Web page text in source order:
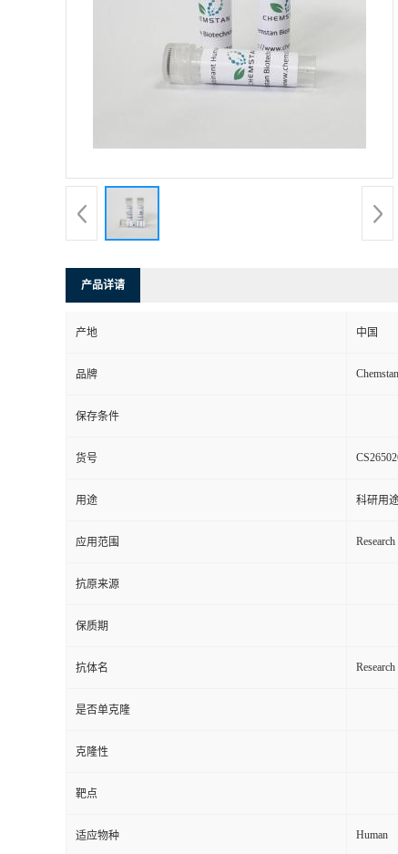
产品详请
产地 中国
品牌 Chemstan
保存条件
货号
用途 科研用
应用范围
抗原来源
保质期
抗体名
是否单克隆
克隆性
靶点
适应物种 Human